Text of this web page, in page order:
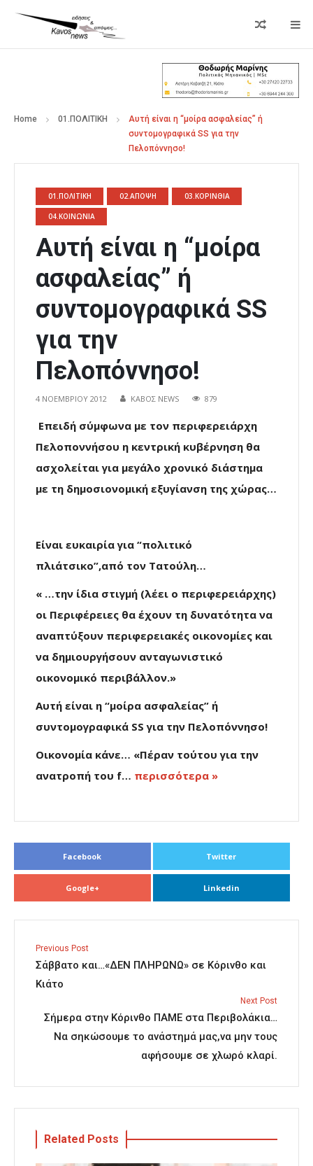
Home 01.ΠΟΛΙΤΙΚΗ
Αυτή είναι η “μοίρα ασφαλείας” ή
συντομογραφικά SS για την
Πελοπόννησο!
01.ΠΟΛΙΤΙΚΗ 02.ΑΠΟΨΗ 03.ΚΟΡΙΝΘΙΑ
04.ΚΟΙΝΩΝΙΑ
Αυτή είναι η “μοίρα
ασφαλείας” ή
συντομογραφικά SS
για την
Πελοπόννησο!
4 ΝΟΕΜΒΡΊΟΥ 2012 ΚΑΒΟΣ NEWS 879
Επειδή σύμφωνα με τον περιφερειάρχη
Πελοποννήσου η κεντρική κυβέρνηση θα
ασχολείται για μεγάλο χρονικό διάστημα
με τη δημοσιονομική εξυγίανση της χώρας…
Είναι ευκαιρία για “πολιτικό
πλιάτσικο”,από τον Τατούλη…
« …την ίδια στιγμή (λέει ο περιφερειάρχης)
οι Περιφέρειες θα έχουν τη δυνατότητα να
αναπτύξουν περιφερειακές οικονομίες και
να δημιουργήσουν ανταγωνιστικό
οικονομικό περιβάλλον.»
Αυτή είναι η “μοίρα ασφαλείας” ή
συντομογραφικά SS για την Πελοπόννησο!
Οικονομία κάνε… «Πέραν τούτου για την
ανατροπή του f… περισσότερα »
Facebook Twitter
Google+ Linkedin
Previous Post
Σάββατο και…«ΔΕΝ ΠΛΗΡΩΝΩ» σε Κόρινθο και
Κιάτο
Next Post
Σήμερα στην Κόρινθο ΠΑΜΕ στα Περιβολάκια…
Να σηκώσουμε το ανάστημά μας,να μην τους
αφήσουμε σε χλωρό κλαρί.
Related Posts